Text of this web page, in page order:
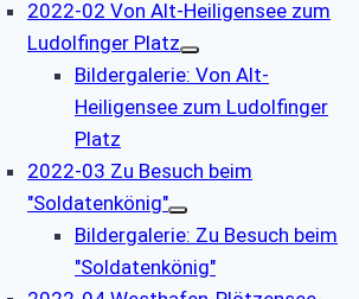
2022-02 Von Alt-Heiligensee zum
Ludolfinger Platz
Bildergalerie: Von Alt-
Heiligensee zum Ludolfinger
Platz
2022-03 Zu Besuch beim
"Soldatenkönig"
Bildergalerie: Zu Besuch beim
"Soldatenkönig"